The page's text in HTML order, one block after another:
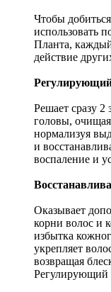
Чтобы
использовать
Планта,
действие
Решает сразу 2
головы, очищая
нормализуя
и
воспаление и
Оказывает
корни волос и
избытка
укрепляет
возвращая
Регулирующий